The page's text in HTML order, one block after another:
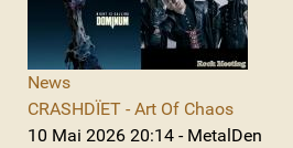
News
CRASHDÏET - Art Of Chaos
10 Mai 2026 20:14 - MetalDen